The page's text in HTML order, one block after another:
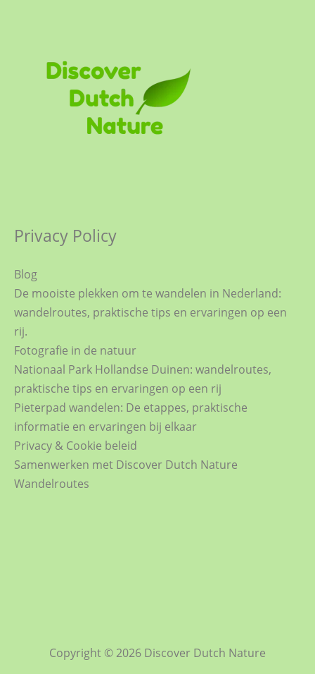
Privacy Policy
Blog
De mooiste plekken om te wandelen in Nederland:
wandelroutes, praktische tips en ervaringen op een
rij.
Fotografie in de natuur
Nationaal Park Hollandse Duinen: wandelroutes,
praktische tips en ervaringen op een rij
Pieterpad wandelen: De etappes, praktische
informatie en ervaringen bij elkaar
Privacy & Cookie beleid
Samenwerken met Discover Dutch Nature
Wandelroutes
Copyright © 2026 Discover Dutch Nature